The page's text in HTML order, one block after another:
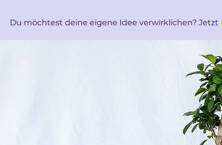
Du möchtest deine eigene Idee verwirklichen? Jetzt